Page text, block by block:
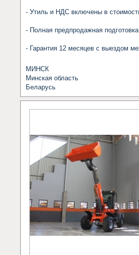
- Утиль и НДС включены в
- Полная предпродажная подготовка.
- Гарантия 12 месяцев с выездом
МИНСК
Минская область
Беларусь